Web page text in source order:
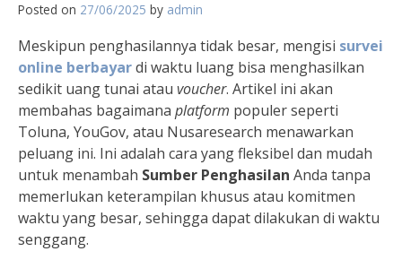
Posted on 27/06/2025 by admin
Meskipun penghasilannya tidak besar, mengisi survei
online berbayardi waktu luang bisa menghasilkan
sedikit uang tunai atau voucher. Artikel ini akan
membahas bagaimana platform populer seperti
Toluna, YouGov, atau Nusaresearch menawarkan
peluang ini. Ini adalah cara yang fleksibel dan mudah
untuk menambah Sumber Penghasilan Anda tanpa
memerlukan keterampilan khusus atau komitmen
waktu yang besar, sehingga dapat dilakukan di waktu
senggang.